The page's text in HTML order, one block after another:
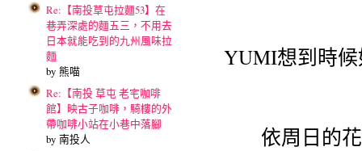
Re:【南投草屯拉麵53】在
巷弄深處的麵五三，不用去
日本就能吃到的九州風味拉
麵
by 熊喵
Re:【南投 草屯 老宅咖啡
館】映古子咖啡，騎樓的外
帶咖啡小站在小巷中落腳
by 南投人
YUMI想到時
依周日的